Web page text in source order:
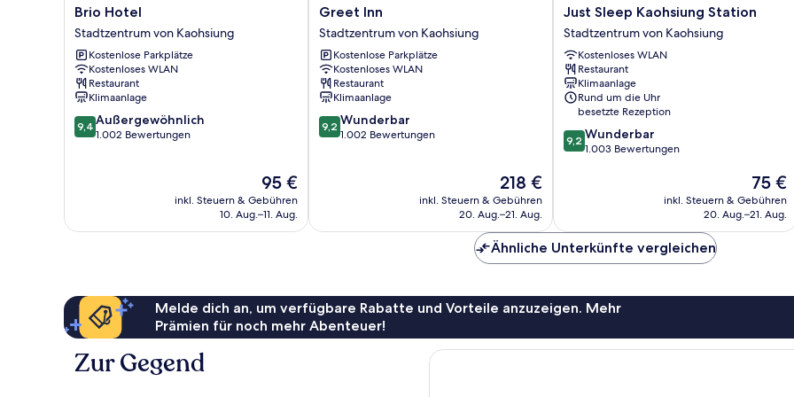
Brio
Hotel
Stadtzentrum
von
Kaohsiung
Brio Hotel
Stadtzentrum von Kaohsiung
Kostenlose Parkplätze
Kostenloses WLAN
Restaurant
Klimaanlage
9.4
von
9,4 Außergewöhnlich
1.002 Bewertungen
Der
Preis
beträgt
95 €
inkl. Steuern & Gebühren
10. Aug.–11. Aug.
Greet
Inn
Stadtzentrum
von
Kaohsiung
Greet Inn
Stadtzentrum von Kaohsiung
Kostenlose Parkplätze
Kostenloses WLAN
Restaurant
Klimaanlage
9.2
von
9,2 Wunderbar
1.002 Bewertungen
Der
Preis
beträgt
218 €
inkl. Steuern & Gebühren
20. Aug.–21. Aug.
Just
Sleep
Kaohsiung
Station
Stadtzentrum
von
Kaohsiung
Just Sleep Kaohsiung Station
Stadtzentrum von Kaohsiung
Kostenloses WLAN
Restaurant
Klimaanlage
Rund um die Uhr
besetzte Rezeption
9.2
von
9,2 Wunderbar
1.003 Bewertungen
Der
Preis
beträgt
75 €
inkl. Steuern & Gebühren
20. Aug.–21. Aug.
Ähnliche Unterkünfte vergleichen
Melde dich an, um verfügbare Rabatte und Vorteile anzuzeigen. Mehr
Prämien für noch mehr Abenteuer!
Zur Gegend